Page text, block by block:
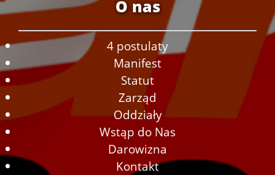
O nas
4 postulaty
Manifest
Statut
Zarząd
Oddziały
Wstąp do Nas
Darowizna
Kontakt